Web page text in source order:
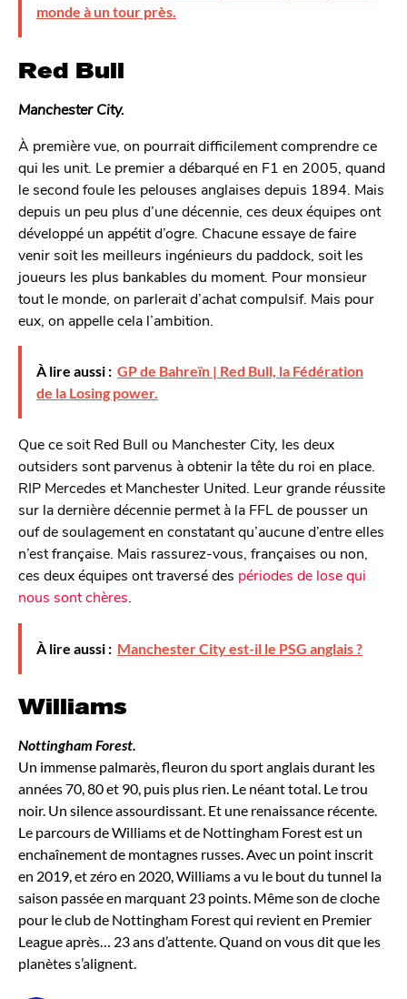
monde à un tour près.
Red Bull
Manchester City.
À première vue, on pourrait difficilement comprendre ce
qui les unit. Le premier a débarqué en F1 en 2005, quand
le second foule les pelouses anglaises depuis 1894. Mais
depuis un peu plus d’une décennie, ces deux équipes ont
développé un appétit d’ogre. Chacune essaye de faire
venir soit les meilleurs ingénieurs du paddock, soit les
joueurs les plus bankables du moment. Pour monsieur
tout le monde, on parlerait d’achat compulsif. Mais pour
eux, on appelle cela l’ambition.
À lire aussi : GP de Bahreïn | Red Bull, la Fédération
de la Losing power.
Que ce soit Red Bull ou Manchester City, les deux
outsiders sont parvenus à obtenir la tête du roi en place.
RIP Mercedes et Manchester United. Leur grande réussite
sur la dernière décennie permet à la FFL de pousser un
ouf de soulagement en constatant qu’aucune d’entre elles
n’est française. Mais rassurez-vous, françaises ou non,
ces deux équipes ont traversé des périodes de lose qui
nous sont chères.
À lire aussi : Manchester City est-il le PSG anglais ?
Williams
Nottingham Forest.
Un immense palmarès, fleuron du sport anglais durant les
années 70, 80 et 90, puis plus rien. Le néant total. Le trou
noir. Un silence assourdissant. Et une renaissance récente.
Le parcours de Williams et de Nottingham Forest est un
enchaînement de montagnes russes. Avec un point inscrit
en 2019, et zéro en 2020, Williams a vu le bout du tunnel la
saison passée en marquant 23 points. Même son de cloche
pour le club de Nottingham Forest qui revient en Premier
League après… 23 ans d’attente. Quand on vous dit que les
planètes s’alignent.